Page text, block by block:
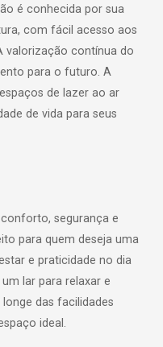
é conhecida por sua
com fácil acesso aos
valorização contínua do
para o futuro. A
de lazer ao ar
de vida para seus
segurança e
para quem deseja uma
e praticidade no dia
lar para relaxar e
das facilidades
ideal.